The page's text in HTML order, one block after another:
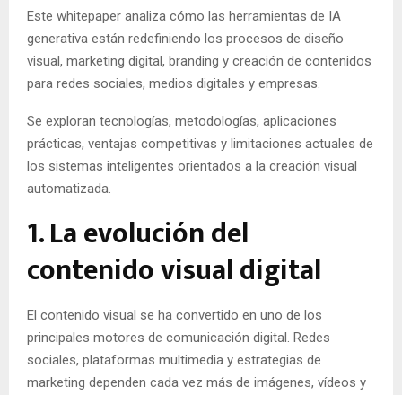
Este whitepaper analiza cómo las herramientas de IA
generativa están redefiniendo los procesos de diseño
visual, marketing digital, branding y creación de contenidos
para redes sociales, medios digitales y empresas.
Se exploran tecnologías, metodologías, aplicaciones
prácticas, ventajas competitivas y limitaciones actuales de
los sistemas inteligentes orientados a la creación visual
automatizada.
1. La evolución del
contenido visual digital
El contenido visual se ha convertido en uno de los
principales motores de comunicación digital. Redes
sociales, plataformas multimedia y estrategias de
marketing dependen cada vez más de imágenes, vídeos y